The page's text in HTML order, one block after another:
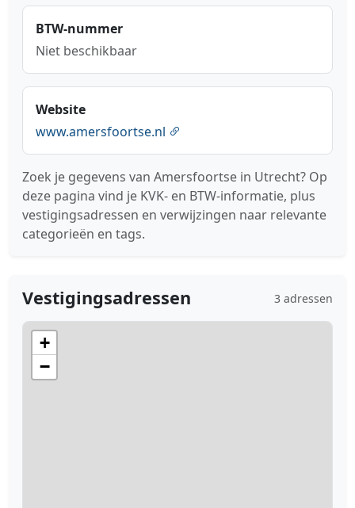
BTW-nummer
Niet beschikbaar
Website
www.amersfoortse.nl
Zoek je gegevens van Amersfoortse in Utrecht? Op
deze pagina vind je KVK- en BTW-informatie, plus
vestigingsadressen en verwijzingen naar relevante
categorieën en tags.
Vestigingsadressen 3 adressen
+
−